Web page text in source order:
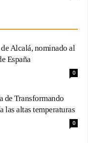
Alcalá, nominado al
España
0
de Transformando
las altas temperaturas
0